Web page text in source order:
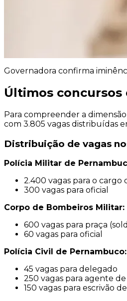
Governadora confirma
Últimos
Para compreender a
com 3.805 vagas distribuídas
Distribuição de vagas
Polícia Militar de
2.400 vagas para o cargo
300 vagas para oficial
Corpo de Bombeiros Militar:
600 vagas para praça
60 vagas para oficial
Polícia Civil de Pernambuco:
45 vagas para delegado
250 vagas para agente
150 vagas para escrivão